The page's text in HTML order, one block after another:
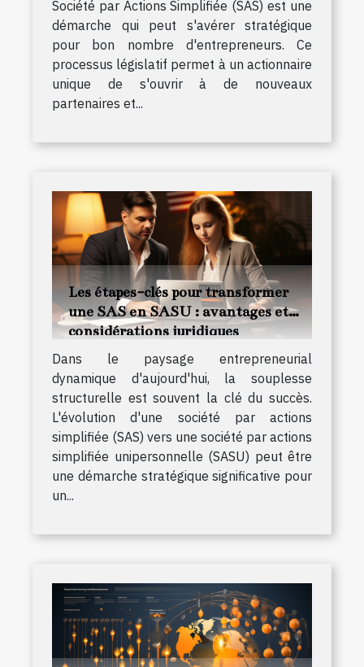
Société par Actions Simplifiée (SAS) est une
démarche qui peut s'avérer stratégique
pour bon nombre d'entrepreneurs. Ce
processus législatif permet à un actionnaire
unique de s'ouvrir à de nouveaux
partenaires et...
Les étapes-clés pour transformer
une SAS en SASU : avantages et
considérations juridiques
Dans le paysage entrepreneurial
dynamique d'aujourd'hui, la souplesse
structurelle est souvent la clé du succès.
L'évolution d'une société par actions
simplifiée (SAS) vers une société par actions
simplifiée unipersonnelle (SASU) peut être
une démarche stratégique significative pour
un...